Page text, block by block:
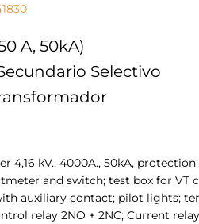
A, 50kA)
Selectivo
4,16 kV., 4000A., 50kA,
and switch; test box for VT
auxiliary contact; pilot lights;
relay 2NO + 2NC; Current